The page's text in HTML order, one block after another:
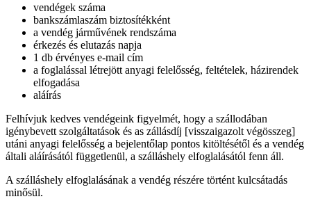
vendégek száma
bankszámlaszám biztosítékként
a vendég járművének rendszáma
érkezés és elutazás napja
1 db érvényes e-mail cím
a foglalással létrejött anyagi felelősség, feltételek, házirendek
elfogadása
aláírás
Felhívjuk kedves vendégeink figyelmét, hogy a szállodában
igénybevett szolgáltatások és as zállásdíj [visszaigazolt végösszeg]
utáni anyagi felelősség a bejelentőlap pontos kitöltésétől és a vendég
általi aláírásától függetlenül, a szálláshely elfoglalásától fenn áll.
A szálláshely elfoglalásának a vendég részére történt kulcsátadás
minősül.